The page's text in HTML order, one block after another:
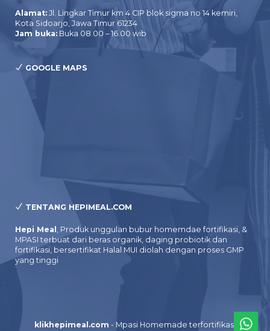
Alamat: Jl. Lingkar Timur km 4 CIP blok sigma no 14 kemiri,
Kota Sidoarjo, Jawa Timur 61234
Jam buka: Buka 08.00 – 16.00 wib
GOOGLE MAPS
TENTANG HEPIMEAL.COM
Hepi Meal , Produk unggulan bubur homemdae fortifikasi, &
MPASI terbuat dari beras organik, daging probiotik dan
fortifikasi, bersertifikat Halal MUI diolah dengan proses GMP
yang tinggi
klikhepimeal.com - Mpasi Homemade terfortifikasi